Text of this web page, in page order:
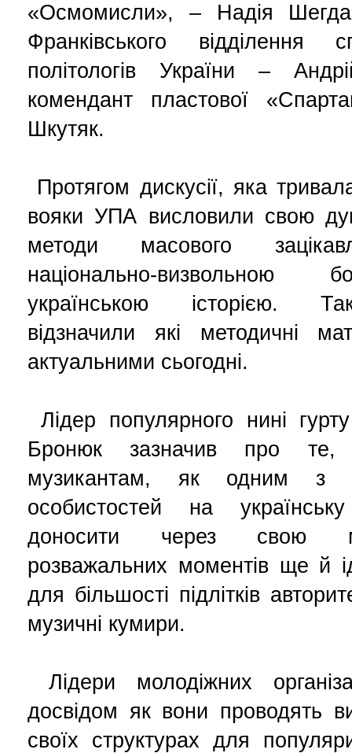
«Осмомисли», – Надія
Франківського відділення
політологів України –
комендант пластової
Шкутяк.
Протягом дискусії, яка
вояки УПА висловили свою
методи масового
національно-визвольною
українською історією.
відзначили які методичні
актуальними сьогодні.
Лідер популярного нині
Бронюк зазначив про
музикантам, як одним з
особистостей на
доносити через свою
розважальних моментів ще й
для більшості підлітків
музичні кумири.
Лідери молодіжних
досвідом як вони проводять
своїх структурах для